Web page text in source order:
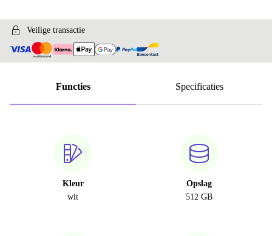
Veilige transactie
Functies Specificaties
Kleur
wit
Opslag
512 GB